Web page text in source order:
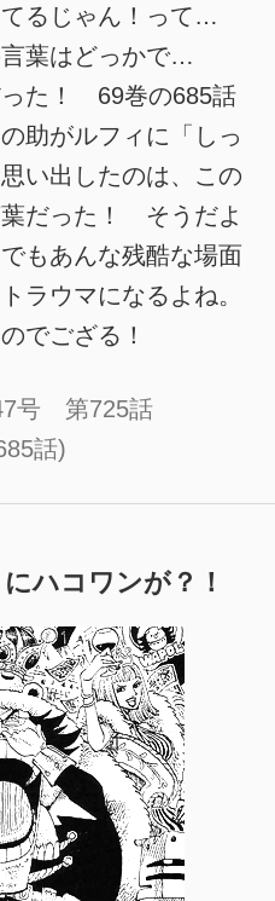
るじゃん！って…
葉はどっかで…
った！ 69巻の685話
助がルフィに「しっ
い出したのは、この
だった！ そうだよ
もあんな残酷な場面
ラウマになるよね。
でござる！
号 第725話
話)
ハコワンが？！